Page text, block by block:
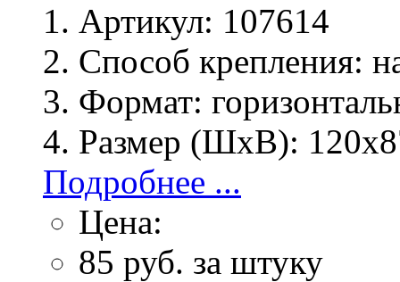
Артикул: 107614
Способ крепления:
Формат:
Размер (ШхВ):
Подробнее ...
Цена:
85 руб. за штуку